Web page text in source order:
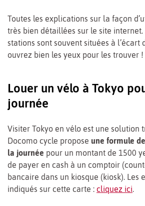
Toutes les explications sur la façon
très bien détaillées sur le site internet.
stations sont souvent situées à l’écart
ouvrez bien les yeux pour les trouver !
Louer un vélo à Tokyo
journée
Visiter Tokyo en vélo est une solution
Docomo cycle propose une formule
la journée pour un montant de 1500
de payer en cash à un comptoir
bancaire dans un kiosque (kiosk). Les
indiqués sur cette carte : cliquez ici.